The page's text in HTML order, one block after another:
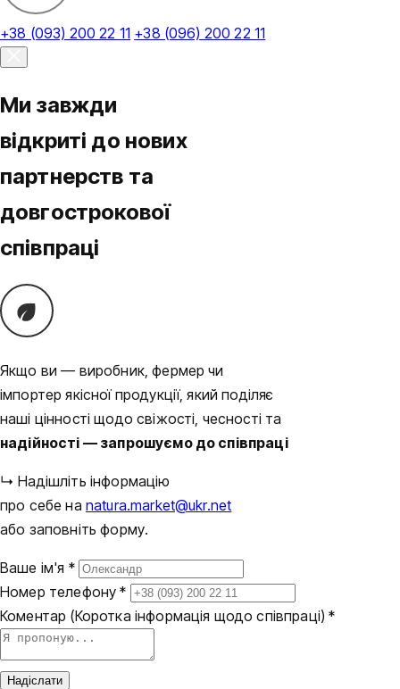
+38 (093) 200 22 11 +38 (096) 200 22 11
Ми завжди
відкриті до нових
партнерств та
довгострокової
співпраці
Якщо ви — виробник, фермер чи
імпортер якісної продукції, який поділяє
наші цінності щодо свіжості, чесності та
надійності — запрошуємо до співпраці
↳ Надішліть інформацію
про себе на natura.market@ukr.net
або заповніть форму.
Ваше ім'я *
Номер телефону *
Коментар (Коротка інформація щодо співпраці) *
Надіслати